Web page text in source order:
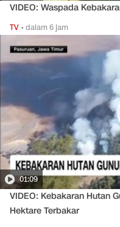
VIDEO: Waspada
TV •dalam 6 jam
01:09
VIDEO: Kebakaran Hutan
Hektare Terbakar